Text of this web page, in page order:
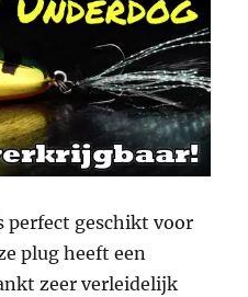
perfect geschikt voor
plug heeft een
zeer verleidelijk